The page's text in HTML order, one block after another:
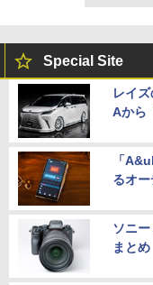
Special Site
レイ
Aから
「
るオ
ソニ
まとめ